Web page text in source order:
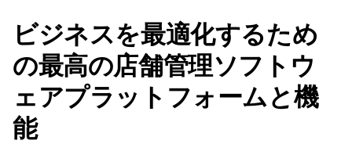
ビジネスを最適化するため
の最高の店舗管理ソフトウ
ェアプラットフォームと機
能